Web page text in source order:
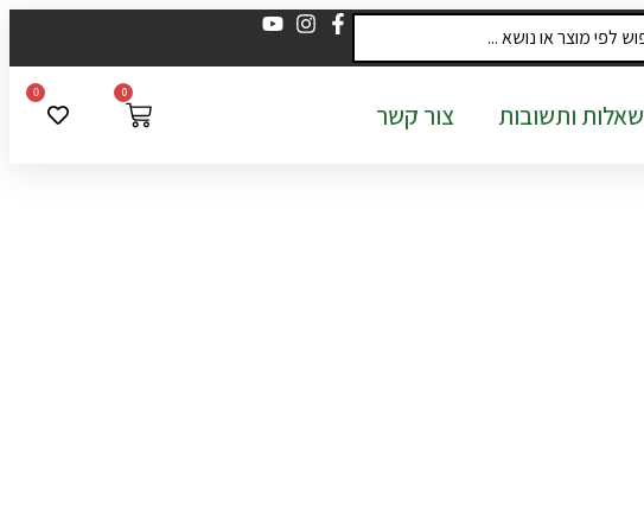
שאלות ותשובות צור קשר
0
0